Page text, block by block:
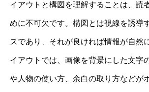
イアウトと構図を理解することは、読
めに不可欠です。構図とは視線を誘導
スであり、それが良ければ情報が自然
イアウトでは、画像を背景にした文字
や人物の使い方、余白の取り方などが